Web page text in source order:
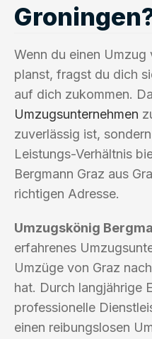
Wenn du einen Umzug
planst, fragst du dich
auf dich zukommen.
Umzugsunternehmen
zuverlässig ist,
Leistungs-Verhältnis
Bergmann Graz aus
richtigen Adresse.
Umzugskönig
erfahrenes
Umzüge von Graz
hat. Durch langjährige
professionelle
einen reibungslosen